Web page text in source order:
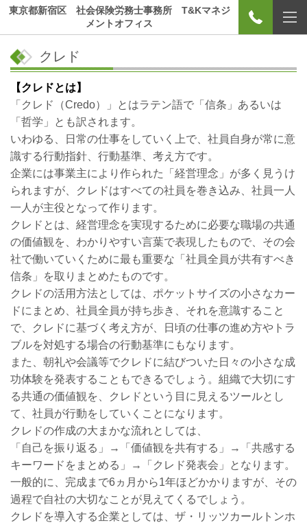
東京都新宿区 社会保険労務士事務所 T&Kマネジ
メントオフィス
クレド
【クレドとは】
「クレド（Credo）」とはラテン語で「信条」あるいは
「哲学」とも訳されます。
いわゆる、日常の仕事をしていく上で、社員自身が常に意
識する行動指針、行動基準、考え方です。
企業には事業主により作られた「経営理念」が多く見うけ
られますが、クレドはすべての社員を巻き込み、社員一人
一人が主役となって作ります。
クレドとは、経営理念を実現するために必要な職場の共通
の価値観を、わかりやすい言葉で表現したもので、その会
社で働いていくために最も重要な「社員全員が共有すべき
信条」を取りまとめたものです。
クレドの活用方法としては、ポケットサイズの小さなカー
ドにまとめ、社員全員が持ち歩き、それを意識すること
で、クレドに基づく考え方が、日頃の仕事の進め方やトラ
ブルを対処する場合の行動基準にもなります。
また、朝礼や会議等でクレドに結びついた日々の小さな成
功体験を発表することもできるでしょう。組織で大切にす
る共通の価値観を、クレドという目に見えるツールとし
て、社員が行動をしていくことになります。
クレドの作成の大まかな流れとしては、
「自己を振り返る」→「価値観を共有する」→「共感する
キーワードをまとめる」→「クレド発表会」となります。
一般的に、完成まで6ヵ月から1年ほどかかりますが、その
過程で自社の大切なことが見えてくるでしょう。
クレドを導入する企業としては、ザ・リッツカールトンホ